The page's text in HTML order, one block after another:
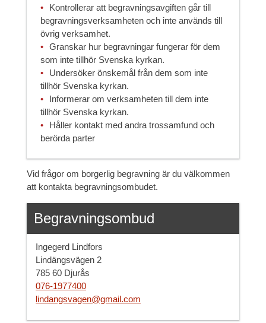
Kontrollerar att begravningsavgiften går till
begravningsverksamheten och inte används till
övrig verksamhet.
Granskar hur begravningar fungerar för dem
som inte tillhör Svenska kyrkan.
Undersöker önskemål från dem som inte
tillhör Svenska kyrkan.
Informerar om verksamheten till dem inte
tillhör Svenska kyrkan.
Håller kontakt med andra trossamfund och
berörda parter
Vid frågor om borgerlig begravning är du välkommen
att kontakta begravningsombudet.
Begravningsombud
Ingegerd Lindfors
Lindängsvägen 2
785 60 Djurås
076-1977400
lindangsvagen@gmail.com